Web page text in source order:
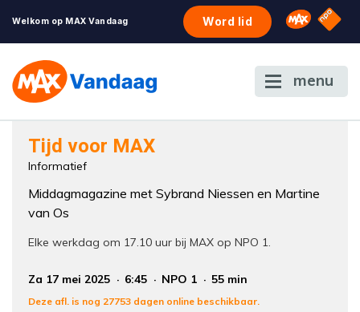
Welkom op MAX Vandaag Word lid Omroep
NPO
menu
Er is een licentie-fout opgetreden. Als het
contact op met onze klantenservice.
Tijd voor MAX
Informatief
Middagmagazine met Sybrand Niessen en Martine
van Os
Elke werkdag om 17.10 uur bij MAX op NPO 1.
Za 17 mei 2025 6:45 NPO 1 55 min
Deze afl. is nog 27753 dagen online beschikbaar.